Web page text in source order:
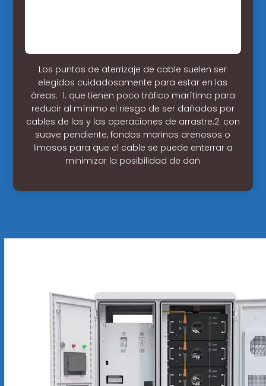
Los puntos de aterrizaje de cable suelen ser
elegidos cuidadosamente para estar en las
áreas: ​ 1. que tienen poco tráfico marítimo para
reducir al mínimo el riesgo de ser dañados por
cables de las y las operaciones de arrastre;2. con
suave pendiente, fondos marinos arenosos o
limosos para que el cable se puede enterrar a
minimizar la posibilidad de dañ